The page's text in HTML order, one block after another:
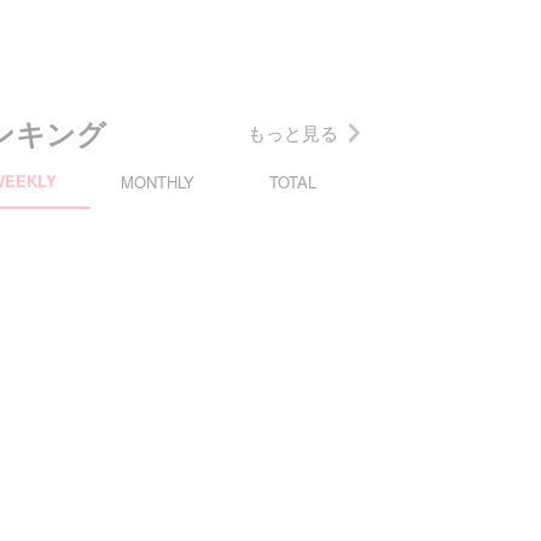
キング もっと見る
MONTHLY TOTAL